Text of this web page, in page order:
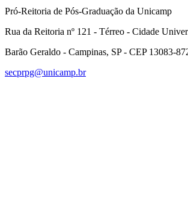
Pró-Reitoria de Pós-Graduação da Unicamp
Rua da Reitoria nº 121 - Térreo - Cidade
Barão Geraldo - Campinas, SP - CEP 13083-
secprpg@unicamp.br